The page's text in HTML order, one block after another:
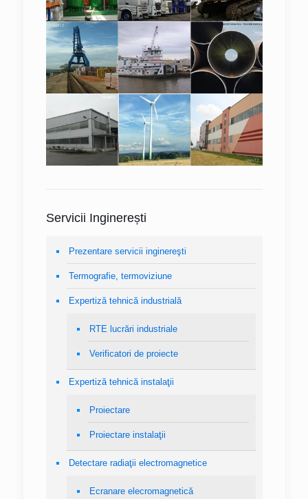
Servicii Inginerești
Prezentare servicii inginereşti
Termografie, termoviziune
Expertiză tehnică industrială
RTE lucrări industriale
Verificatori de proiecte
Expertiză tehnică instalaţii
Proiectare
Proiectare instalaţii
Detectare radiaţii electromagnetice
Ecranare elecromagnetică